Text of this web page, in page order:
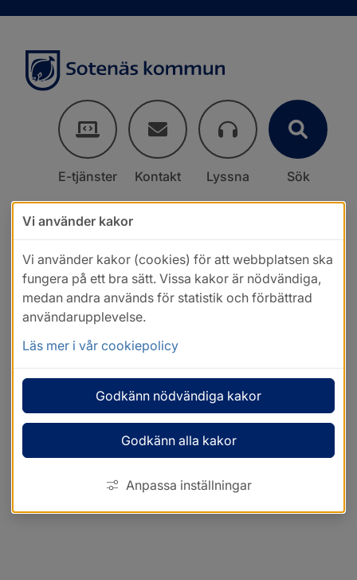
E-tjänster Kontakt Lyssna Sök
Vi använder kakor
Vi använder kakor (cookies) för att webbplatsen ska
fungera på ett bra sätt. Vissa kakor är nödvändiga,
medan andra används för statistik och förbättrad
användarupplevelse.
Läs mer i vår cookiepolicy
Godkänn nödvändiga kakor
Godkänn alla kakor
Anpassa inställningar